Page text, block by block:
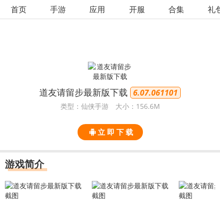
首页 手游 应用 开服 合集 礼
道友请留步最新版下载 6.07.061101
类型：仙侠手游 大小：156.6M
立 即 下 载
游戏简介